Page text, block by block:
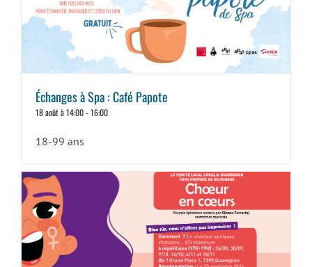
Échanges à Spa : Café Papote
18 août à 14:00-16:00
18-99 ans